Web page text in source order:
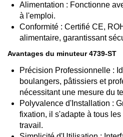
Alimentation : Fonctionne
à l'emploi.
Conformité : Certifié CE,
alimentaire, garantissant
Avantages du minuteur 4739-ST
Précision Professionnelle :
boulangers, pâtissiers et
nécessitant une mesure du
Polyvalence d'Installation :
fixation, il s'adapte à tous
travail.